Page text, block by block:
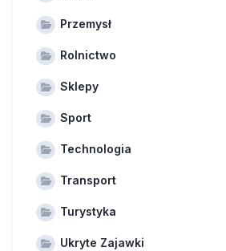
Przemysł
Rolnictwo
Sklepy
Sport
Technologia
Transport
Turystyka
Ukryte Zajawki